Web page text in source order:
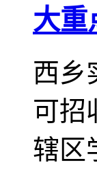
大重
西乡
可招
辖区